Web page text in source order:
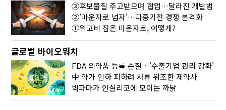
③후보물질 주고받으며 협업…달라진 개발법
②'마운자로 넘자'…다중기전 경쟁 본격화
①위고비 잡은 마운자로, 어떻게?
글로벌 바이오워치
FDA 의약품 등록 손질…'수출기업 관리 강화'
中 약가 인하 피하려 서류 위조한 제약사
빅파마가 인실리코에 모이는 까닭